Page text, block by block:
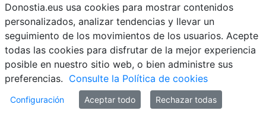
Fomento de San Sebastián
Dbus
Síguenos en redes sociales
Donostia.eus usa cookies para mostrar contenidos
personalizados, analizar tendencias y llevar un
seguimiento de los movimientos de los usuarios. Acepte
todas las cookies para disfrutar de la mejor experiencia
posible en nuestro sitio web, o bien administre sus
preferencias. Consulte la Política de cookies
Configuración Aceptar todo Rechazar todas